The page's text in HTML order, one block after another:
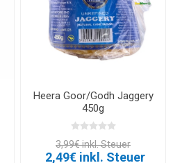
Heera Goor/Godh Jaggery
450g
3,99€ inkl. Steuer
2,49€ inkl. Steuer